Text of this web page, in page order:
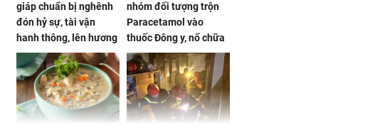
giáp chuẩn bị nghênh
đón hỷ sự, tài vận
hanh thông, lên hương
hóa Rồng hóa Phượng,
gom hết may mắn về
nhà
nhóm đối tượng trộn
Paracetamol vào
thuốc Đông y, nổ chữa
bách bệnh